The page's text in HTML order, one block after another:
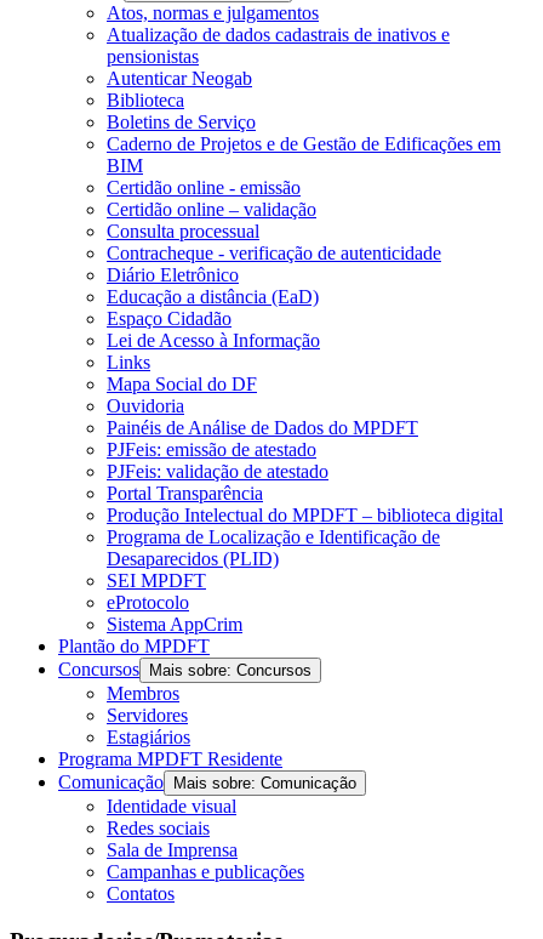
Atos, normas e julgamentos
Atualização de dados cadastrais de inativos e
pensionistas
Autenticar Neogab
Biblioteca
Boletins de Serviço
Caderno de Projetos e de Gestão de Edificações em
BIM
Certidão online - emissão
Certidão online – validação
Consulta processual
Contracheque - verificação de autenticidade
Diário Eletrônico
Educação a distância (EaD)
Espaço Cidadão
Lei de Acesso à Informação
Links
Mapa Social do DF
Ouvidoria
Painéis de Análise de Dados do MPDFT
PJFeis: emissão de atestado
PJFeis: validação de atestado
Portal Transparência
Produção Intelectual do MPDFT – biblioteca digital
Programa de Localização e Identificação de
Desaparecidos (PLID)
SEI MPDFT
eProtocolo
Sistema AppCrim
Plantão do MPDFT
Concursos
Mais sobre: Concursos
Membros
Servidores
Estagiários
Programa MPDFT Residente
Comunicação
Mais sobre: Comunicação
Identidade visual
Redes sociais
Sala de Imprensa
Campanhas e publicações
Contatos